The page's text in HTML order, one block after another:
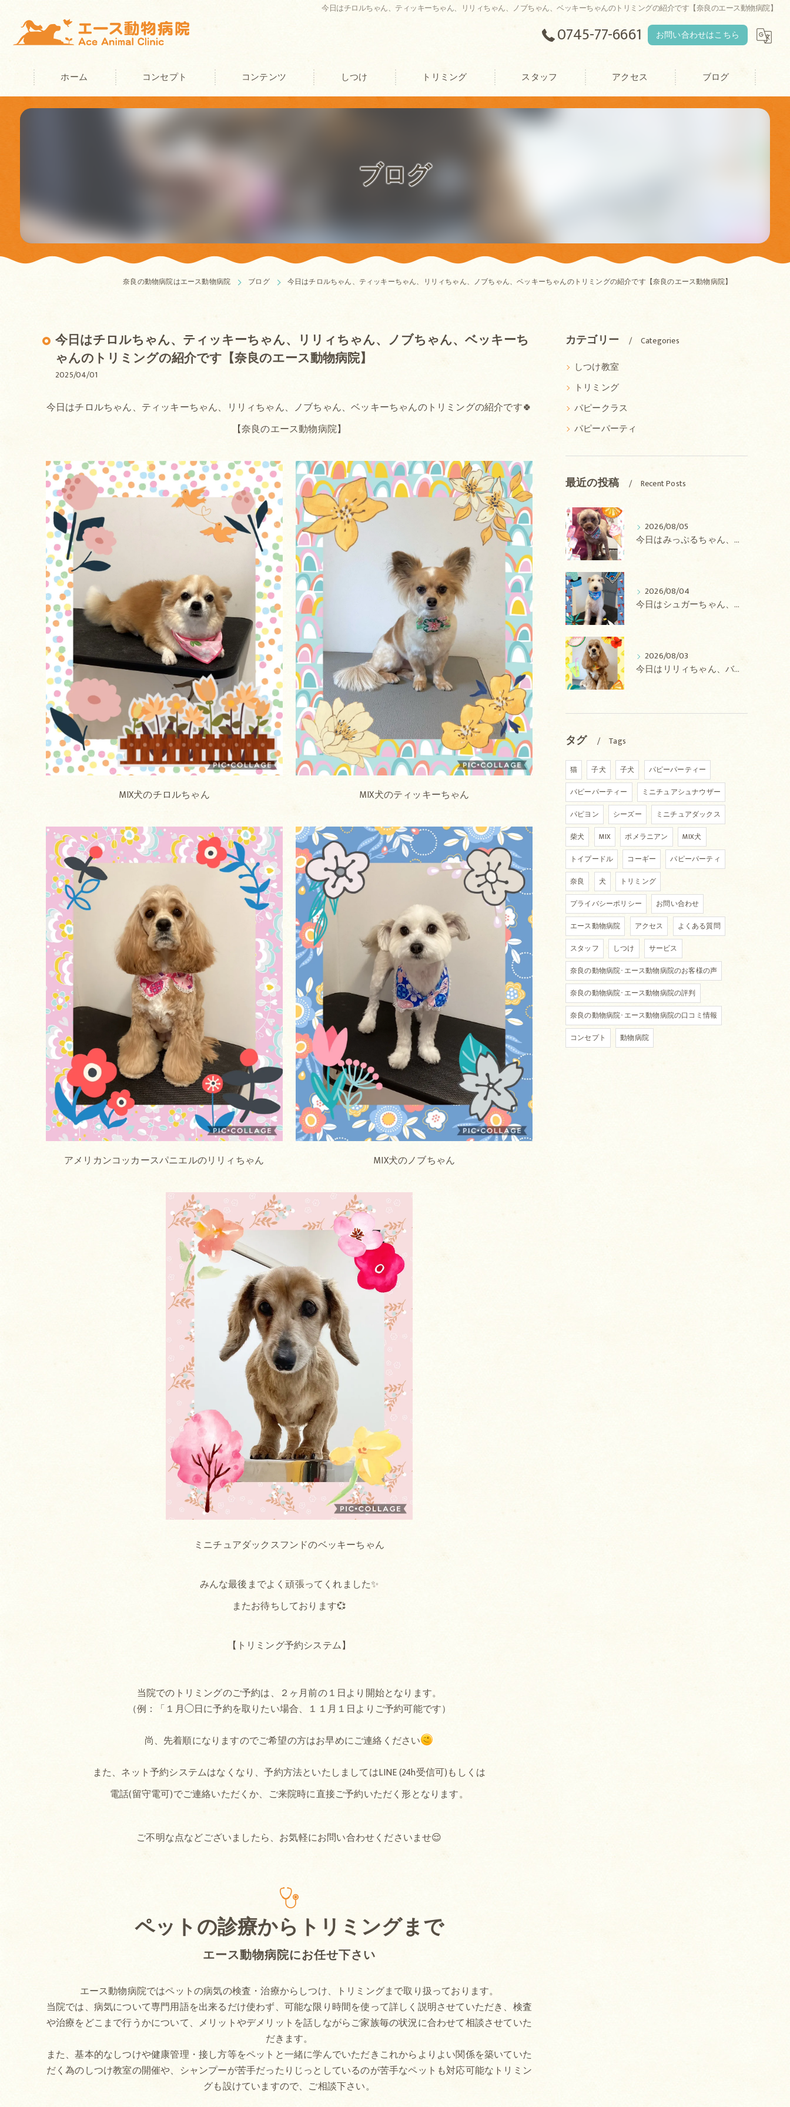
今日はチロルちゃん、ティッキーちゃん、リリィちゃん、ノブちゃん、ベッキーちゃんのトリミングの紹介です【奈良のエース動物病院】
0745-77-6661 お問い合わせはこちら
ホーム コンセプト
奈良の動物病院･エース動物病院の口コミ情報
奈良の動物病院･エース動物病院の評判
奈良の動物病院･エース動物病院のお客様の声
コンテンツ しつけ トリミング スタッフ アクセス ブログ
ブログ
奈良の動物病院はエース動物病院 ブログ 今日はチロルちゃん、ティッキーちゃん、リリィちゃん、ノブちゃん、ベッキーちゃんのトリミングの紹介です【奈良のエース動物病院】
今日はチロルちゃん、ティッキーちゃん、リリィちゃん、ノブちゃん、ベッキーち
ゃんのトリミングの紹介です【奈良のエース動物病院】
2025/04/01
今日はチロルちゃん、ティッキーちゃん、リリィちゃん、ノブちゃん、ベッキーちゃんのトリミングの紹介です🍀
【奈良のエース動物病院】
MIX犬のチロルちゃん MIX犬のティッキーちゃん
アメリカンコッカースパニエルのリリィちゃん MIX犬のノブちゃん
ミニチュアダックスフンドのベッキーちゃん
みんな最後までよく頑張ってくれました✨
またお待ちしております💞
【トリミング予約システム】
当院でのトリミングのご予約は、２ヶ月前の１日より開始となります。
（例：「１月◯日に予約を取りたい場合、１１月１日よりご予約可能です）
尚、先着順になりますのでご希望の方はお早めにご連絡ください
また、ネット予約システムはなくなり、予約方法といたしましてはLINE (24h受信可)もしくは
電話(留守電可)でご連絡いただくか、ご来院時に直接ご予約いただく形となります。
ご不明な点などございましたら、お気軽にお問い合わせくださいませ😌
エース動物病院にお任せ下さい
ペットの診療からトリミングまで
エース動物病院ではペットの病気の検査・治療からしつけ、トリミングまで取り扱っております。
当院では、病気について専門用語を出来るだけ使わず、可能な限り時間を使って詳しく説明させていただき、検査
や治療をどこまで行うかについて、メリットやデメリットを話しながらご家族毎の状況に合わせて相談させていた
だきます。
また、基本的なしつけや健康管理・接し方等をペットと一緒に学んでいただきこれからよりよい関係を築いていた
だく為のしつけ教室の開催や、シャンプーが苦手だったりじっとしているのが苦手なペットも対応可能なトリミン
グも設けていますので、ご相談下さい。
カテゴリー Categories
しつけ教室
トリミング
パピークラス
パピーパーティ
最近の投稿 Recent Posts
2026/08/05
今日はみっぷるちゃん、アトムちゃん、こたろうちゃん、ルルちゃん、アンジュちゃん、がぶちゃんのトリミングの紹介です【奈良のエース動物病院】
2026/08/04
今日はシュガーちゃん、あずきちゃん、ミルキーちゃん、コロンちゃん、ココちゃんのトリミングの紹介です【奈良のエース動物病院】
2026/08/03
今日はリリィちゃん、バディちゃん、プティちゃん、ナッツちゃん、レンちゃんのトリミングの紹介です【奈良のエース動物病院】
タグ Tags
猫 子犬 子犬
パピーパーティー
パピーパーティー
ミニチュアシュナウザー
パピヨン
シーズー
ミニチュアダックス
柴犬
MIX ポメラニアン
MIX犬
トイプードル
コーギー
パピーパーティ
奈良
犬
トリミング
プライバシーポリシー
お問い合わせ
エース動物病院
アクセス
よくある質問
スタッフ
しつけ
サービス
奈良の動物病院･エース動物病院のお客様の声
奈良の動物病院･エース動物病院の評判
奈良の動物病院･エース動物病院の口コミ情報
コンセプト
動物病院